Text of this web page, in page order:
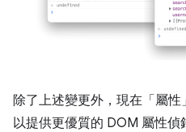
除了上述變更外，現在「屬性」
以提供更優質的 DOM 屬性偵